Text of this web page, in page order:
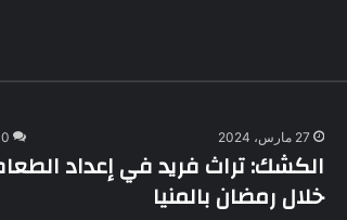
27 مارس، 2024 0
الكشك: تراث فريد في إعداد
خلال رمضان بالمنيا